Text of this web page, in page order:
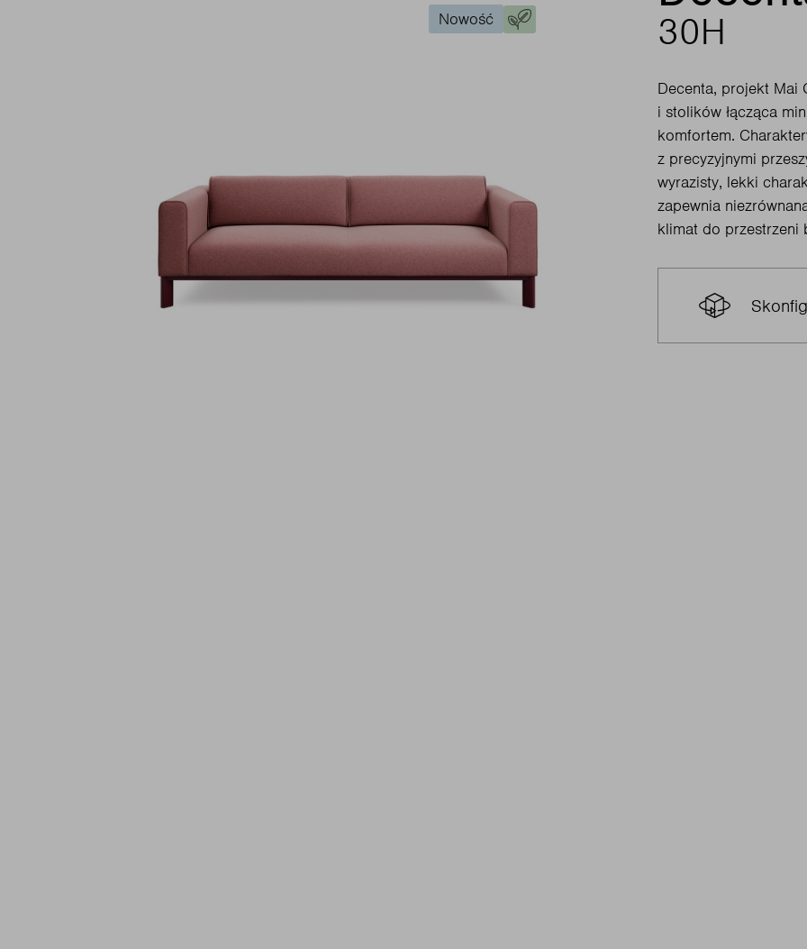
Nowość 30H
Decenta, projekt Mai
i stolików łącząca
komfortem.
z precyzyjnymi
wyrazisty, lekki
zapewnia
klimat do przestrzeni